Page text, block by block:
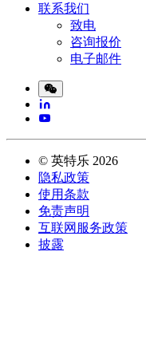
联系我们
致电
咨询报价
电子邮件
© 英特乐 2026
隐私政策
使用条款
免责声明
互联网服务政策
披露